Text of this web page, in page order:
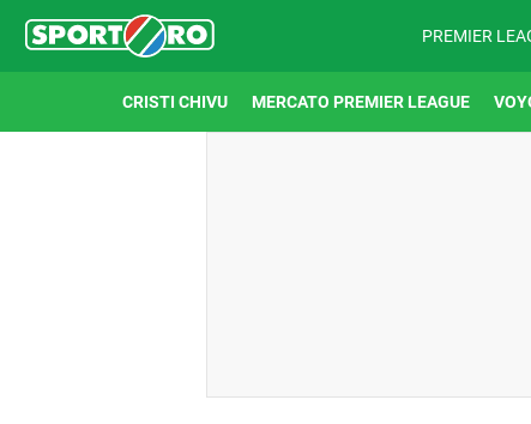
PREMIER
CRISTI CHIVU MERCATO PREMIER LEAGUE